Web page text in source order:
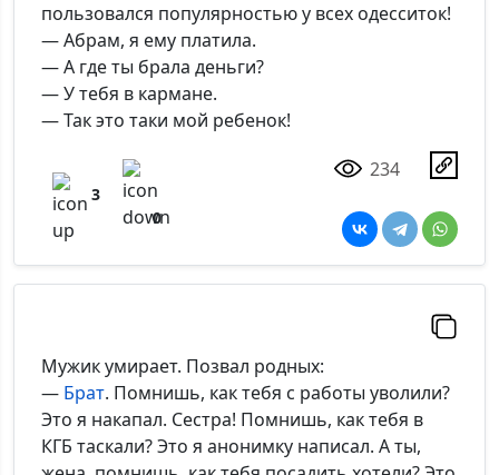
пользовался популярностью у всех одесситок!
— Абрам, я ему платила.
— А где ты брала деньги?
— У тебя в кармане.
— Так это таки мой ребенок!
3
0
234
Мужик умирает. Позвал родных:
— Брат. Помнишь, как тебя с работы уволили?
Это я накапал. Сестра! Помнишь, как тебя в
КГБ таскали? Это я анонимку написал. А ты,